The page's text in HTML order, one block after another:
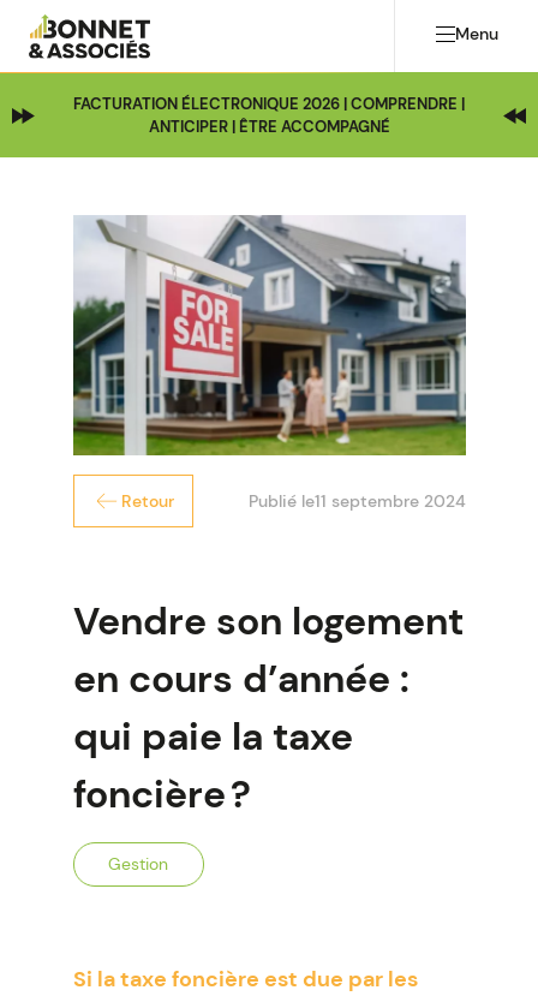
Menu
FACTURATION ÉLECTRONIQUE 2026 | COMPRENDRE |
ANTICIPER | ÊTRE ACCOMPAGNÉ
Retour Publié le11 septembre 2024
Vendre son logement
en cours d’année :
qui paie la taxe
foncière ?
Gestion
Si la taxe foncière est due par les